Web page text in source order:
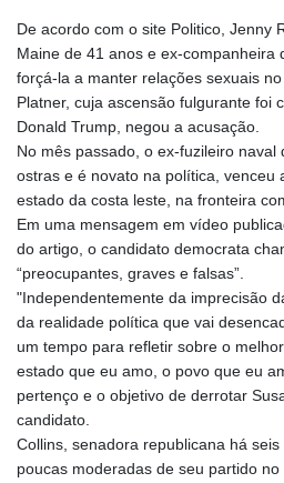
De acordo com o site Politico, Jenny
Maine de 41 anos e ex-companheira
forçá-la a manter relações sexuais
Platner, cuja ascensão fulgurante foi
Donald Trump, negou a acusação.
No mês passado, o ex-fuzileiro naval
ostras e é novato na política, venceu
estado da costa leste, na fronteira
Em uma mensagem em vídeo
do artigo, o candidato democrata
“preocupantes, graves e falsas”.
"Independentemente da imprecisão
da realidade política que vai
um tempo para refletir sobre o
estado que eu amo, o povo que eu
pertenço e o objetivo de derrotar
candidato.
Collins, senadora republicana há
poucas moderadas de seu partido